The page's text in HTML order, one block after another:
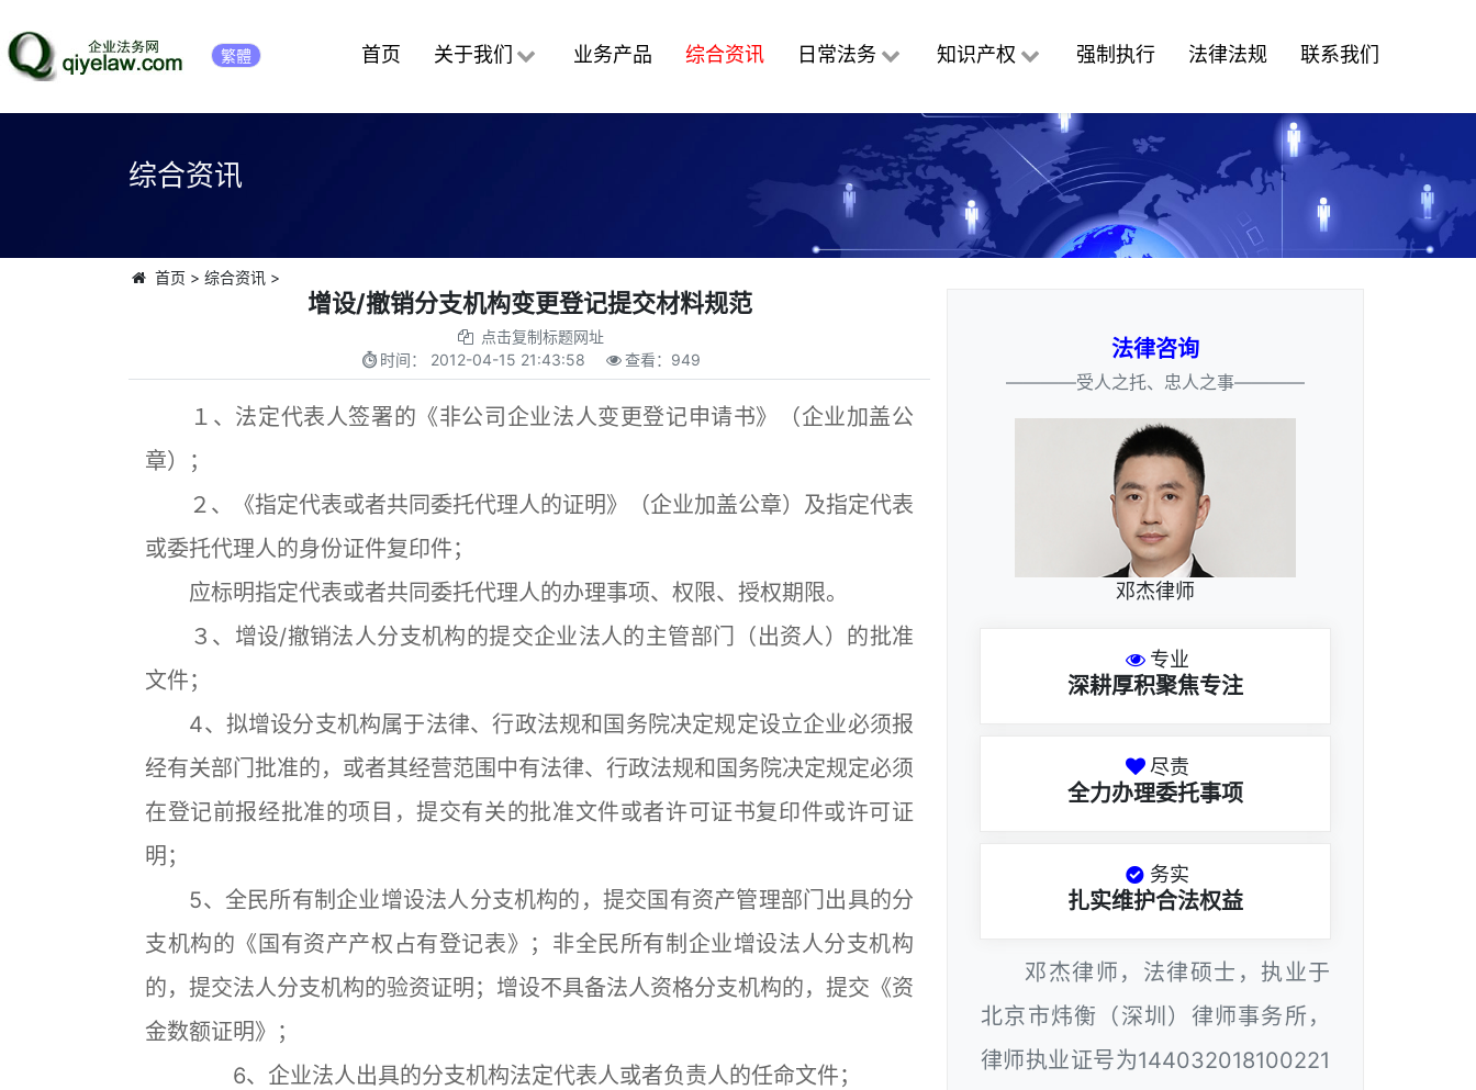
繁體 首页 关于我们 业务产品 综合资讯 日常法务 知识产权 强制执行 法律法规 联系我们
综合资讯
首页 > 综合资讯>
增设/撤销分支机构变更登记提交材料规范
点击复制标题网址
时间： 2012-04-15 21:43:58 查看： 949
１、法定代表人签署的《非公司企业法人变更登记申请书》（企业加盖公
章）；
２、《指定代表或者共同委托代理人的证明》（企业加盖公章）及指定代表
或委托代理人的身份证件复印件；
应标明指定代表或者共同委托代理人的办理事项、权限、授权期限。
３、增设/撤销法人分支机构的提交企业法人的主管部门（出资人）的批准
文件；
4、拟增设分支机构属于法律、行政法规和国务院决定规定设立企业必须报
经有关部门批准的，或者其经营范围中有法律、行政法规和国务院决定规定必须
在登记前报经批准的项目，提交有关的批准文件或者许可证书复印件或许可证
明；
5、全民所有制企业增设法人分支机构的，提交国有资产管理部门出具的分
支机构的《国有资产产权占有登记表》；非全民所有制企业增设法人分支机构
的，提交法人分支机构的验资证明；增设不具备法人资格分支机构的，提交《资
金数额证明》；
6、企业法人出具的分支机构法定代表人或者负责人的任命文件；
法律咨询
————受人之托、忠人之事————
邓杰律师
专业
深耕厚积聚焦专注
尽责
全力办理委托事项
务实
扎实维护合法权益
邓杰律师，法律硕士，执业于
北京市炜衡（深圳）律师事务所，
律师执业证号为144032018100221